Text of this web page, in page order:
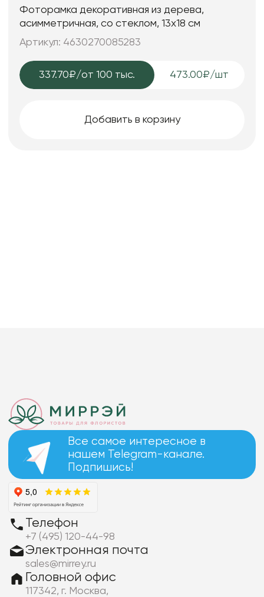
Фоторамка декоративная из дерева,
асимметричная, со стеклом, 13x18 см
Артикул: 4630270085283
337.70₽/от 100 тыс. 473.00₽/шт
Добавить в корзину
Все самое интересное в
нашем Telegram-канале.
Подпишись!
Телефон
+7 (495) 120-44-98
Электронная почта
sales@mirrey.ru
Головной офис
117342, г. Москва,